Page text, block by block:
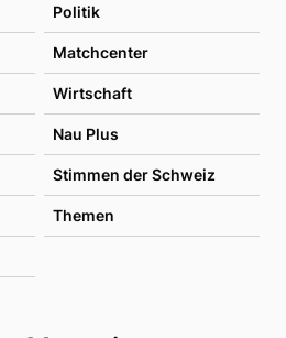
Politik
Matchcenter
Wirtschaft
Nau Plus
Stimmen der Schweiz
Themen